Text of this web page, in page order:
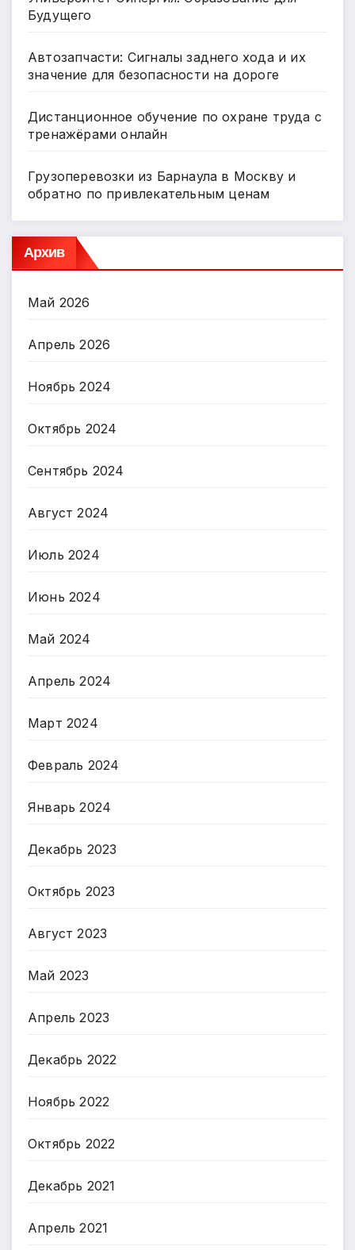
Будущего
Автозапчасти: Сигналы заднего хода и их
значение для безопасности на дороге
Дистанционное обучение по охране труда с
тренажёрами онлайн
Грузоперевозки из Барнаула в Москву и
обратно по привлекательным ценам
Архив
Май 2026
Апрель 2026
Ноябрь 2024
Октябрь 2024
Сентябрь 2024
Август 2024
Июль 2024
Июнь 2024
Май 2024
Апрель 2024
Март 2024
Февраль 2024
Январь 2024
Декабрь 2023
Октябрь 2023
Август 2023
Май 2023
Апрель 2023
Декабрь 2022
Ноябрь 2022
Октябрь 2022
Декабрь 2021
Апрель 2021